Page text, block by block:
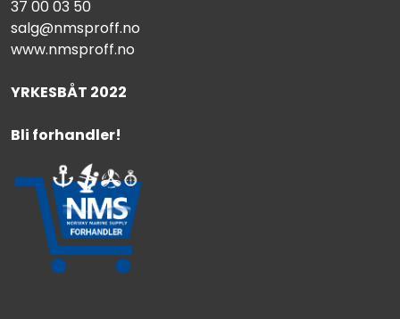
37 00 03 50
salg@nmsproff.no
www.nmsproff.no
YRKESBÅT 2022
Bli forhandler!